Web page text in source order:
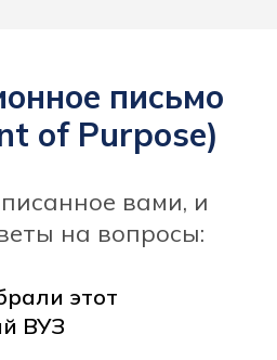
письмо
of Purpose)
вами, и
на вопросы:
этот
ВУЗ